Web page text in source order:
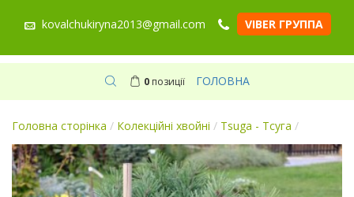
kovalchukiryna2013@gmail.com VIBER ГРУППА
0позиції ГОЛОВНА
Головна сторінка / Колекційні хвойні / Tsuga - Тсуга /